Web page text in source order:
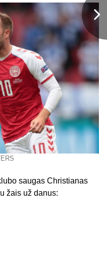
saugas Christianas
žais už danus: